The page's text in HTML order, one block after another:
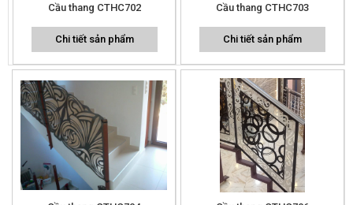
Cầu thang CTHC702
Chi tiết sản phẩm
Cầu thang CTHC703
Chi tiết sản phẩm